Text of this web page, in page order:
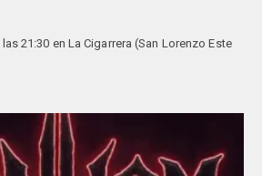
21:30 en La Cigarrera (San Lorenzo Este